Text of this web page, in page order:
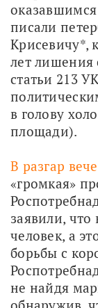
писали
Крисевичу*,
лет лишения
статьи 213
в голову
площади).
В разгар
«громкая»
заявили, что
человек, а
борьбы с
не найдя